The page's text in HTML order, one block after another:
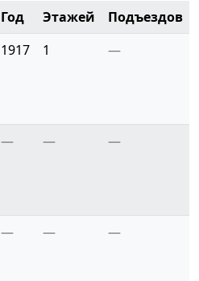
Год Этажей Подъездов
1917 1 —
— — —
— — —